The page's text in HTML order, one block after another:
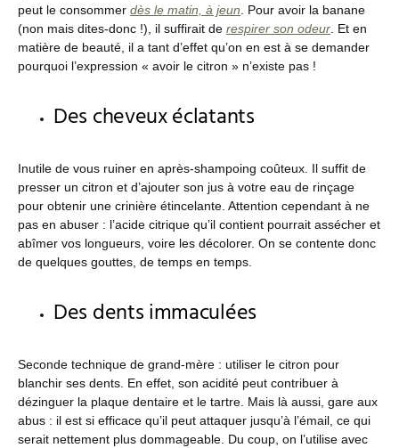
peut le consommer dès le matin, à jeun. Pour avoir la banane
(non mais dites-donc !), il suffirait de respirer son odeur. Et en
matière de beauté, il a tant d’effet qu’on en est à se demander
pourquoi l’expression « avoir le citron » n’existe pas !
Des cheveux éclatants
Inutile de vous ruiner en après-shampoing coûteux. Il suffit de
presser un citron et d’ajouter son jus à votre eau de rinçage
pour obtenir une crinière étincelante. Attention cependant à ne
pas en abuser : l’acide citrique qu’il contient pourrait assécher et
abîmer vos longueurs, voire les décolorer. On se contente donc
de quelques gouttes, de temps en temps.
Des dents immaculées
Seconde technique de grand-mère : utiliser le citron pour
blanchir ses dents. En effet, son acidité peut contribuer à
dézinguer la plaque dentaire et le tartre. Mais là aussi, gare aux
abus : il est si efficace qu’il peut attaquer jusqu’à l’émail, ce qui
serait nettement plus dommageable. Du coup, on l’utilise avec